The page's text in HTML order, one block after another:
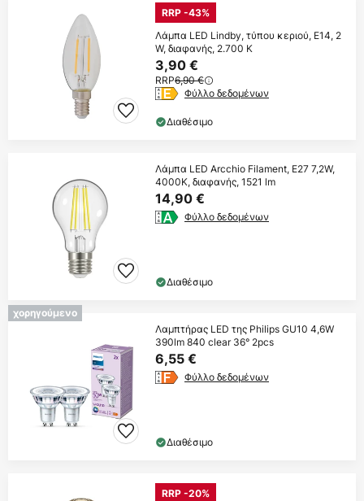
RRP -43%
Λάμπα LED Lindby, τύπου κεριού, E14, 2
W, διαφανής, 2.700 K
3,90 €
RRP6,90 €
Φύλλο δεδομένων
Διαθέσιμο
Λάμπα LED Arcchio Filament, E27 7,2W,
4000K, διαφανής, 1521 lm
14,90 €
Φύλλο δεδομένων
Διαθέσιμο
χορηγούμενο
Λαμπτήρας LED της Philips GU10 4,6W
390lm 840 clear 36° 2pcs
6,55 €
Φύλλο δεδομένων
Διαθέσιμο
RRP -20%